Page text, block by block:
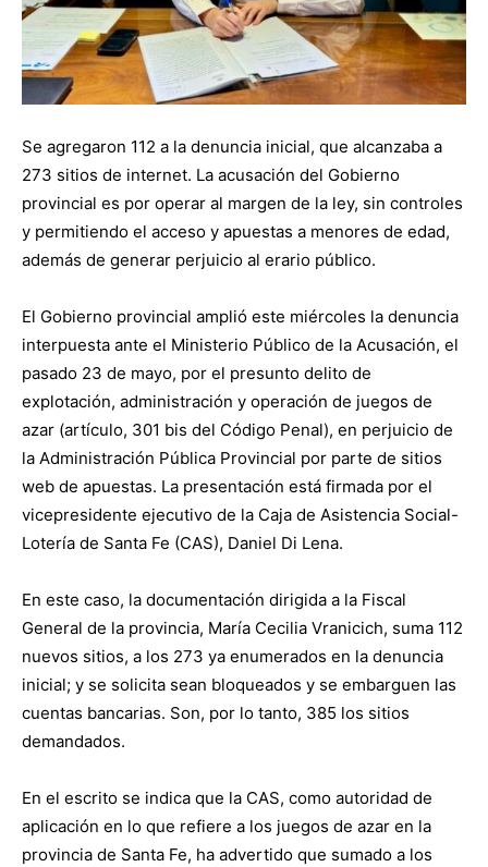
Se agregaron 112 a la denuncia inicial, que alcanzaba a
273 sitios de internet. La acusación del Gobierno
provincial es por operar al margen de la ley, sin controles
y permitiendo el acceso y apuestas a menores de edad,
además de generar perjuicio al erario público.
El Gobierno provincial amplió este miércoles la denuncia
interpuesta ante el Ministerio Público de la Acusación, el
pasado 23 de mayo, por el presunto delito de
explotación, administración y operación de juegos de
azar (artículo, 301 bis del Código Penal), en perjuicio de
la Administración Pública Provincial por parte de sitios
web de apuestas. La presentación está firmada por el
vicepresidente ejecutivo de la Caja de Asistencia Social-
Lotería de Santa Fe (CAS), Daniel Di Lena.
En este caso, la documentación dirigida a la Fiscal
General de la provincia, María Cecilia Vranicich, suma 112
nuevos sitios, a los 273 ya enumerados en la denuncia
inicial; y se solicita sean bloqueados y se embarguen las
cuentas bancarias. Son, por lo tanto, 385 los sitios
demandados.
En el escrito se indica que la CAS, como autoridad de
aplicación en lo que refiere a los juegos de azar en la
provincia de Santa Fe, ha advertido que sumado a los